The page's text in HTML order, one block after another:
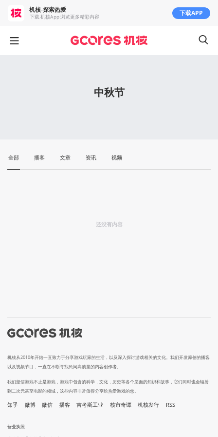
中秋节
全部 播客 文章 资讯 视频
还没有内容
机核从2010年开始一直致力于分享游戏玩家的生活，以及深入探讨游戏相关的文化。我们开发原创的播客
以及视频节目，一直在不断寻找民间高质量的内容创作者。
我们坚信游戏不止是游戏，游戏中包含的科学，文化，历史等各个层面的知识和故事，它们同时也会辐射
到二次元甚至电影的领域，这些内容非常值得分享给热爱游戏的您。
知乎 微博 微信 播客 吉考斯工业 核市奇谭 机核发行 RSS
营业执照
机核-探索热爱
下载 机核App 浏览更多精彩内容 下载APP